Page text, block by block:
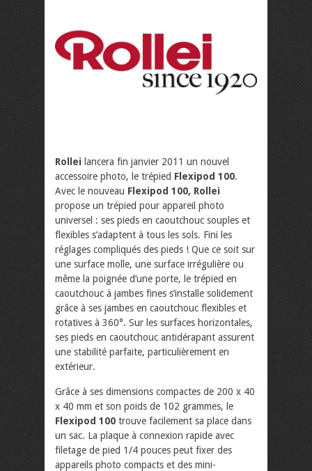
Rollei lancera fin janvier 2011 un nouvel
accessoire photo, le trépied Flexipod 100.
Avec le nouveau Flexipod 100, Rollei
propose un trépied pour appareil photo
universel : ses pieds en caoutchouc souples et
flexibles s’adaptent à tous les sols. Fini les
réglages compliqués des pieds ! Que ce soit sur
une surface molle, une surface irrégulière ou
même la poignée d’une porte, le trépied en
caoutchouc à jambes fines s’installe solidement
grâce à ses jambes en caoutchouc flexibles et
rotatives à 360°. Sur les surfaces horizontales,
ses pieds en caoutchouc antidérapant assurent
une stabilité parfaite, particulièrement en
extérieur.
Grâce à ses dimensions compactes de 200 x 40
x 40 mm et son poids de 102 grammes, le
Flexipod 100 trouve facilement sa place dans
un sac. La plaque à connexion rapide avec
filetage de pied 1/4 pouces peut fixer des
appareils photo compacts et des mini-